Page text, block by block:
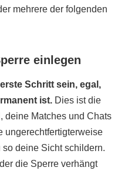
mehrere der folgenden
einlegen
Schritt sein, egal,
ist. Dies ist die
deine Matches und Chats
ungerechtfertigterweise
deine Sicht schildern.
die Sperre verhängt